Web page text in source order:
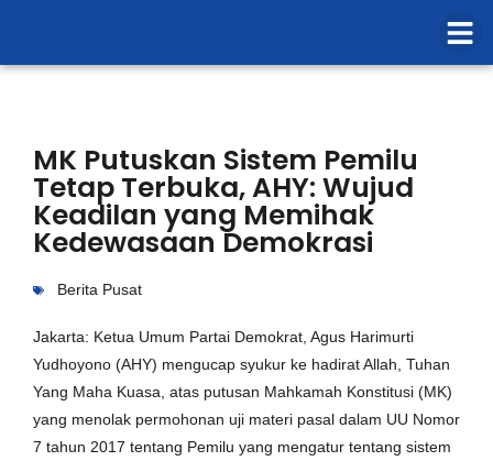
MK Putuskan Sistem Pemilu
Tetap Terbuka, AHY: Wujud
Keadilan yang Memihak
Kedewasaan Demokrasi
Berita Pusat
Jakarta: Ketua Umum Partai Demokrat, Agus Harimurti
Yudhoyono (AHY) mengucap syukur ke hadirat Allah, Tuhan
Yang Maha Kuasa, atas putusan Mahkamah Konstitusi (MK)
yang menolak permohonan uji materi pasal dalam UU Nomor
7 tahun 2017 tentang Pemilu yang mengatur tentang sistem